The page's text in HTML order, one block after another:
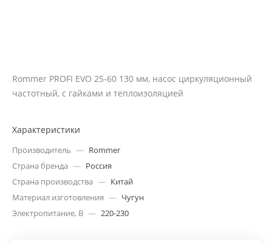
Rommer PROFI EVO 25-60 130 мм, насос циркуляционный
частотный, с гайками и теплоизоляцией
Характеристики
Производитель — Rommer
Страна бренда — Россия
Страна производства — Китай
Материал изготовления — Чугун
Электропитание, В — 220-230